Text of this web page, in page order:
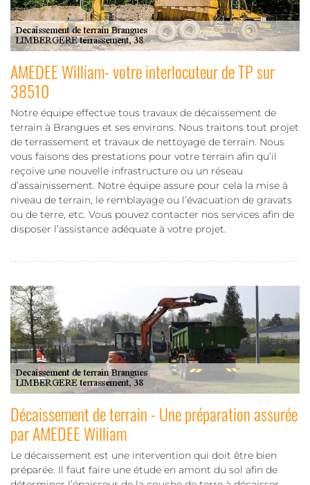
AMEDEE William- votre interlocuteur de TP sur
38510
Notre équipe effectue tous travaux de décaissement de
terrain à Brangues et ses environs. Nous traitons tout projet
de terrassement et travaux de nettoyage de terrain. Nous
vous faisons des prestations pour votre terrain afin qu’il
reçoive une nouvelle infrastructure ou un réseau
d’assainissement. Notre équipe assure pour cela la mise à
niveau de terrain, le remblayage ou l’évacuation de gravats
ou de terre, etc. Vous pouvez contacter nos services afin de
disposer l’assistance adéquate à votre projet.
Décaissement de terrain - Une préparation assurée
par AMEDEE William
Le décaissement est une intervention qui doit être bien
préparée. Il faut faire une étude en amont du sol afin de